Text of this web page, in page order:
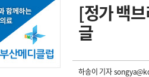
[정가 백
글
하송이 기자